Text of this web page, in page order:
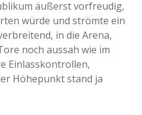
äußerst vorfreudig,
würde und strömte ein
in die Arena,
noch aussah wie im
Einlasskontrollen,
Höhepunkt stand ja